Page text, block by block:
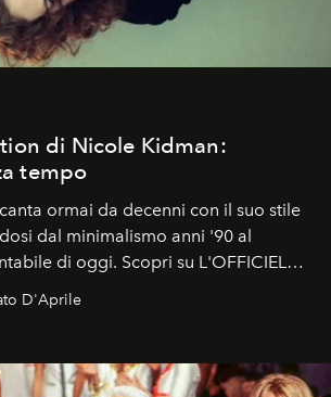
di Nicole Kidman:
tempo
ormai da decenni con il suo stile
dal minimalismo anni '90 al
di oggi. Scopri su L'OFFICIEL
D'Aprile